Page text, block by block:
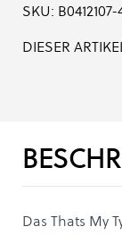
SKU: B0412107-
DIESER
Das Thats My